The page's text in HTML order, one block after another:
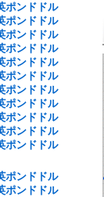
ポンドドル
ポンドドル
ポンドドル
ポンドドル
ポンドドル
ポンドドル
ポンドドル
ポンドドル
ポンドドル
ポンドドル
ポンドドル
ポンドドル
ポンドドル